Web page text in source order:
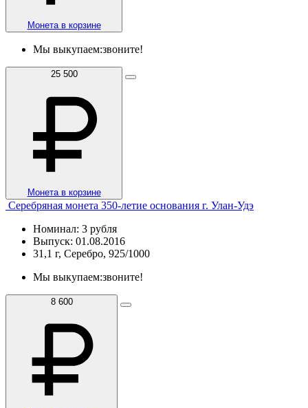
Монета в корзине
Мы выкупаем:звоните!
25 500
Монета в корзине
Серебряная монета 350-летие основания г. Улан-Удэ
Номинал: 3 рубля
Выпуск: 01.08.2016
31,1 г, Серебро, 925/1000
Мы выкупаем:звоните!
8 600